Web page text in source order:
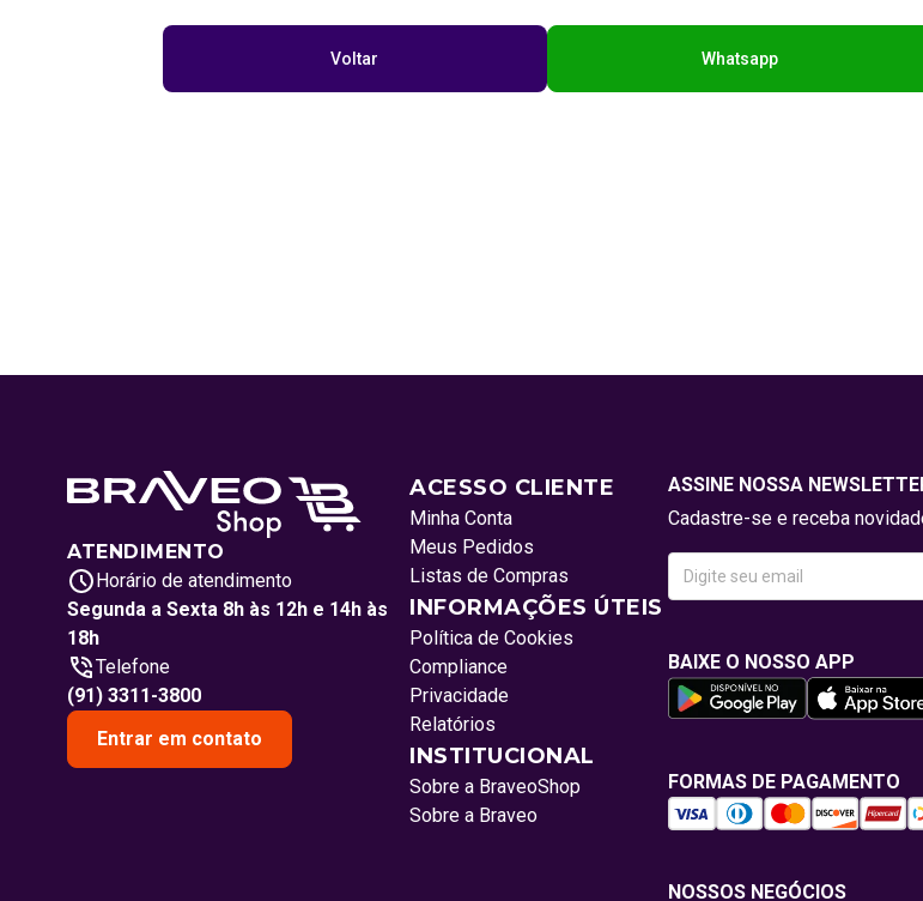
Voltar Whatsapp
ATENDIMENTO
Horário de atendimento
Segunda a Sexta 8h às 12h e 14h às
18h
Telefone
(91) 3311-3800
Entrar em contato
ACESSO CLIENTE
Minha Conta
Meus Pedidos
Listas de Compras
INFORMAÇÕES ÚTEIS
Política de Cookies
Compliance
Privacidade
Relatórios
INSTITUCIONAL
Sobre a BraveoShop
Sobre a Braveo
ASSINE NOSSA
Cadastre-se e receba
BAIXE O NOSSO APP
FORMAS DE PAGAMENTO
NOSSOS NEGÓCIOS